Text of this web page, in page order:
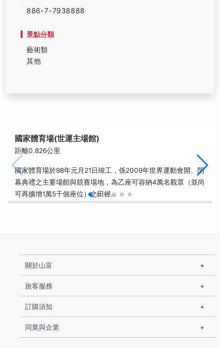
886-7-7938888
景點分類
藝術類
其他
國家體育場(世運主場館)
距離0.826公里
國家體育場於98年元月21日竣工，係2009年世界運動會開、閉
幕典禮之主要場館與競賽場地，為乙座可容納4萬名觀眾（並尚
可再擴增1萬5千個座位）之田徑…
關於山富
旅客服務
訂購須知
同業與企業